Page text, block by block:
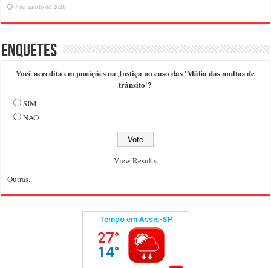
7 de agosto de 2026
Enquetes
Você acredita em punições na Justiça no caso das 'Máfia das multas de
trânsito'?
SIM
NÃO
View Results
Outras..